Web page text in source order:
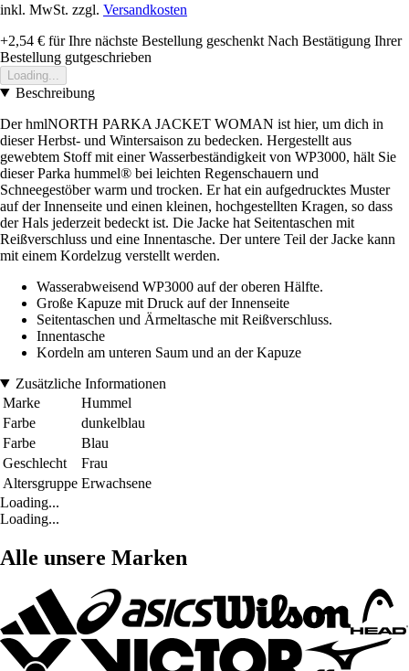
inkl. MwSt. zzgl. Versandkosten
+2,54 € für Ihre nächste Bestellung geschenkt Nach Bestätigung Ihrer
Bestellung gutgeschrieben
Loading...
Beschreibung
Der hmlNORTH PARKA JACKET WOMAN ist hier, um dich in
dieser Herbst- und Wintersaison zu bedecken. Hergestellt aus
gewebtem Stoff mit einer Wasserbeständigkeit von WP3000, hält Sie
dieser Parka hummel® bei leichten Regenschauern und
Schneegestöber warm und trocken. Er hat ein aufgedrucktes Muster
auf der Innenseite und einen kleinen, hochgestellten Kragen, so dass
der Hals jederzeit bedeckt ist. Die Jacke hat Seitentaschen mit
Reißverschluss und eine Innentasche. Der untere Teil der Jacke kann
mit einem Kordelzug verstellt werden.
Wasserabweisend WP3000 auf der oberen Hälfte.
Große Kapuze mit Druck auf der Innenseite
Seitentaschen und Ärmeltasche mit Reißverschluss.
Innentasche
Kordeln am unteren Saum und an der Kapuze
Zusätzliche Informationen
Marke
Hummel
Farbe
dunkelblau
Farbe
Blau
Geschlecht
Frau
Altersgruppe Erwachsene
Loading...
Loading...
Alle unsere Marken